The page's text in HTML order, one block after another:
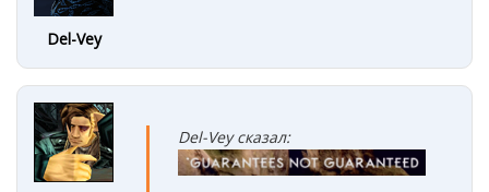
Del-Vey
Del-Vey сказал: